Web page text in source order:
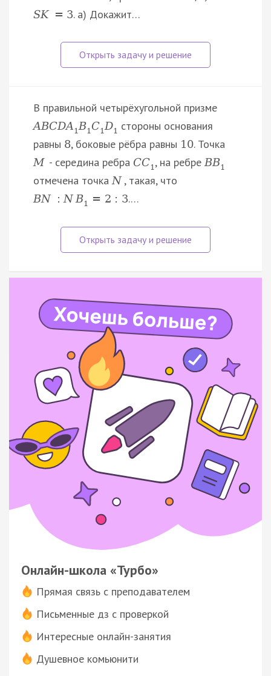
SK = 3. а) Докажит…
В правильной четырёхугольной призме
ABCDA 1B1C1D1 стороны основания
равны 8, боковые рёбра равны 10. Точка
M - середина ребра CC1, на ребреBB1
отмечена точкаN , такая, что
BN : NB1 = 2 : 3.…
Онлайн-школа «Турбо»
Прямая связь с преподавателем
Письменные дз с проверкой
Интересные онлайн-занятия
Душевное комьюнити